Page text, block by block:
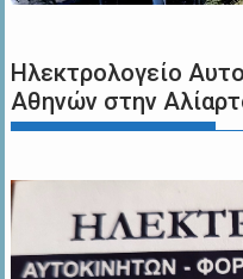
Ηλεκτρολογείο
Αθηνών στην